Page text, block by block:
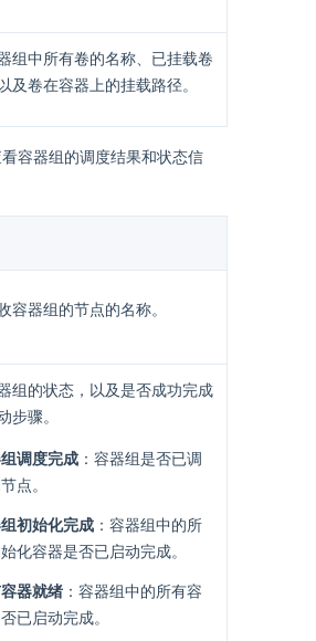
组中所有卷的名称、已挂载卷
及卷在容器上的挂载路径。
容器组的调度结果和状态信
容器组的节点的名称。
组的状态，以及是否成功完成
步骤。
调度完成 ：容器组是否已调
点。
初始化完成 ：容器组中的所
化容器是否已启动完成。
器就绪 ：容器组中的所有容
已启动完成。